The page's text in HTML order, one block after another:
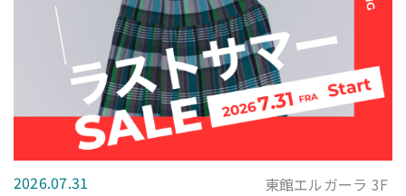
2026.07.31 東館エルガーラ 3F